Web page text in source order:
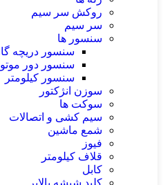
روکش سر سیم
سر سیم
سنسور ها
سنسور دریچه
سنسور دور
سنسور کیلومتر
سوزن انژکتور
سوکت ها
سیم کشی و اتصالات
شمع ماشین
فیوز
قلاف کیلومتر
کابل
کلید شیشه بالابر